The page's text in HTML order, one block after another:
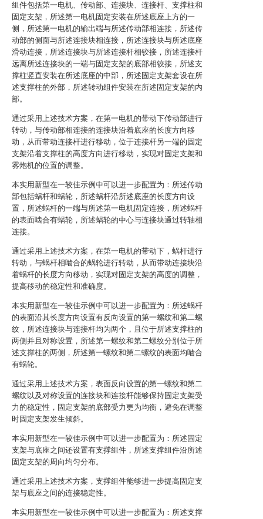
组件包括第一电机、传动部、连接块、连接杆、支撑柱和
固定支架，所述第一电机固定安装在所述底座上方的一
侧，所述第一电机的输出端与所述传动部相连接，所述传
动部的侧面与所述连接块相连接，所述连接块与所述底座
滑动连接，所述连接块与所述连接杆相铰接，所述连接杆
远离所述连接块的一端与固定支架的底部相铰接，所述支
撑柱竖直安装在所述底座的中部，所述固定支架套设在所
述支撑柱的外部，所述转动组件安装在所述固定支架的内
部。
通过采用上述技术方案，在第一电机的带动下传动部进行
转动，与传动部相连接的连接块沿着底座的长度方向移
动，从而带动连接杆进行移动，位于连接杆另一端的固定
支架沿着支撑柱的高度方向进行移动，实现对固定支架和
雾炮机的位置的调整。
本实用新型在一较佳示例中可以进一步配置为：所述传动
部包括蜗杆和蜗轮，所述蜗杆沿所述底座的长度方向设
置，所述蜗杆的一端与所述第一电机固定连接，所述蜗杆
的表面啮合有蜗轮，所述蜗轮的中心与连接块通过转轴相
连接。
通过采用上述技术方案，在第一电机的带动下，蜗杆进行
转动，与蜗杆相啮合的蜗轮进行转动，从而带动连接块沿
着蜗杆的长度方向移动，实现对固定支架的高度的调整，
提高移动的稳定性和准确度。
本实用新型在一较佳示例中可以进一步配置为：所述蜗杆
的表面沿其长度方向设置有反向设置的第一螺纹和第二螺
纹，所述连接块与连接杆均为两个，且位于所述支撑柱的
两侧并且对称设置，所述第一螺纹和第二螺纹分别位于所
述支撑柱的两侧，所述第一螺纹和第二螺纹的表面均啮合
有蜗轮。
通过采用上述技术方案，表面反向设置的第一螺纹和第二
螺纹以及对称设置的连接块和连接杆能够保持固定支架受
力的稳定性，固定支架的底部受力更为均衡，避免在调整
时固定支架发生倾斜。
本实用新型在一较佳示例中可以进一步配置为：所述固定
支架与底座之间还设置有支撑组件，所述支撑组件沿所述
固定支架的周向均匀分布。
通过采用上述技术方案，支撑组件能够进一步提高固定支
架与底座之间的连接稳定性。
本实用新型在一较佳示例中可以进一步配置为：所述支撑